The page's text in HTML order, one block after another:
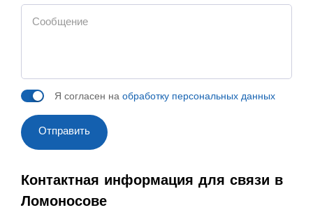
Я согласен на обработку персональных данных
Отправить
Контактная информация для связи в
Ломоносове